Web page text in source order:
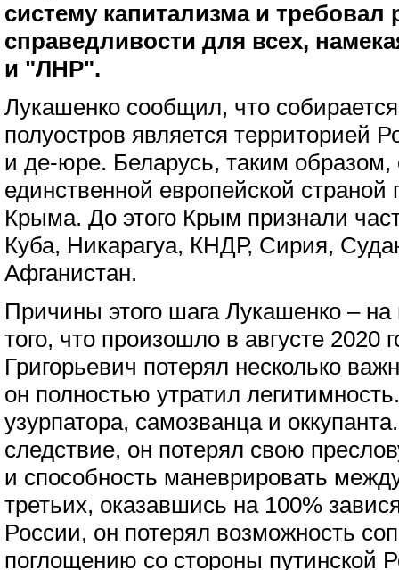
систему капитализма и требовал
справедливости для всех,
и "ЛНР".
Лукашенко сообщил, что
полуостров является территорией
и де-юре. Беларусь, таким образом,
единственной европейской
Крыма. До этого Крым признали
Куба, Никарагуа, КНДР, Сирия,
Афганистан.
Причины этого шага Лукашенко –
того, что произошло в августе 2020
Григорьевич потерял несколько
он полностью утратил
узурпатора, самозванца и
следствие, он потерял свою
и способность маневрировать
третьих, оказавшись на 100%
России, он потерял возможность
поглощению со стороны путинской